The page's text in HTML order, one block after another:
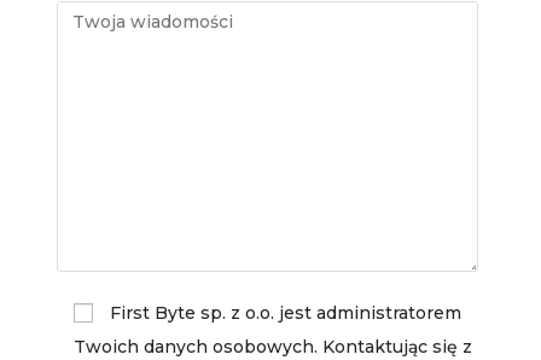
First Byte sp. z o.o. jest administratorem
Twoich danych osobowych. Kontaktując się z